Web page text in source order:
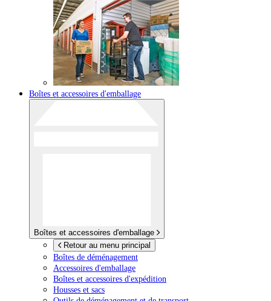
Boîtes et accessoires d'emballage
Boîtes et accessoires d'emballage
Retour au menu principal
Boîtes de déménagement
Accessoires d'emballage
Boîtes et accessoires d'expédition
Housses et sacs